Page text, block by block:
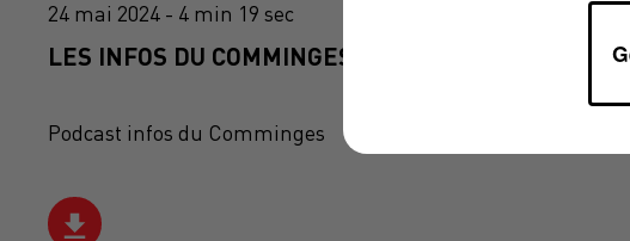
24 mai 2024 - 4 min 19 sec
LES INFOS DU COMMINGES DU 24/05/2024 À 09H00
Podcast infos du Comminges